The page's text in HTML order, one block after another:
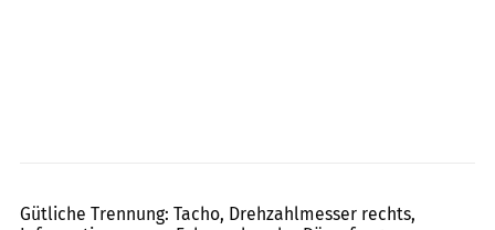
Gütliche Trennung: Tacho, Drehzahlmesser rechts,